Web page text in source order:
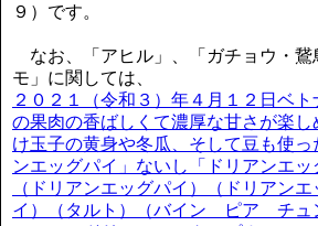
９）です。
なお、「アヒル」、「ガチョウ・鵞
モ」に関しては、
２０２１（令和３）年４月１２日ベ
の果肉の香ばしくて濃厚な甘さが楽
け玉子の黄身や冬瓜、そして豆も使
ンエッグパイ」ないし「ドリアンエッ
（ドリアンエッグパイ）（ドリアン
イ）（タルト）（バイン ピア チュ